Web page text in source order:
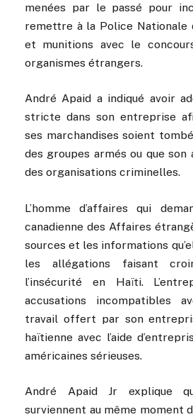
menées par le passé pour
remettre à la Police Nationale
et munitions avec le
organismes étrangers.
André Apaid a indiqué avoir
stricte dans son entreprise
ses marchandises soient
des groupes armés ou que
des organisations criminelles.
L’homme d’affaires qui
canadienne des Affaires
sources et les informations
les allégations faisant
l’insécurité en Haïti.
accusations incompatibles
travail offert par son
haïtienne avec l’aide
américaines sérieuses.
André Apaid Jr explique
surviennent au même moment